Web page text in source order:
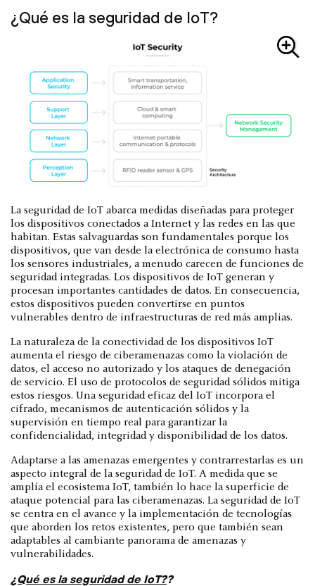
¿Qué es la seguridad de IoT?
La seguridad de IoT abarca medidas diseñadas para proteger
los dispositivos conectados a Internet y las redes en las que
habitan. Estas salvaguardas son fundamentales porque los
dispositivos, que van desde la electrónica de consumo hasta
los sensores industriales, a menudo carecen de funciones de
seguridad integradas. Los dispositivos de IoT generan y
procesan importantes cantidades de datos. En consecuencia,
estos dispositivos pueden convertirse en puntos
vulnerables dentro de infraestructuras de red más amplias.
La naturaleza de la conectividad de los dispositivos IoT
aumenta el riesgo de ciberamenazas como la violación de
datos, el acceso no autorizado y los ataques de denegación
de servicio. El uso de protocolos de seguridad sólidos mitiga
estos riesgos. Una seguridad eficaz del IoT incorpora el
cifrado, mecanismos de autenticación sólidos y la
supervisión en tiempo real para garantizar la
confidencialidad, integridad y disponibilidad de los datos.
Adaptarse a las amenazas emergentes y contrarrestarlas es un
aspecto integral de la seguridad de IoT. A medida que se
amplía el ecosistema IoT, también lo hace la superficie de
ataque potencial para las ciberamenazas. La seguridad de IoT
se centra en el avance y la implementación de tecnologías
que aborden los retos existentes, pero que también sean
adaptables al cambiante panorama de amenazas y
vulnerabilidades.
¿Qué es la seguridad de IoT??